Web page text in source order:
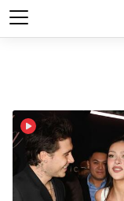
POZNATI MODA